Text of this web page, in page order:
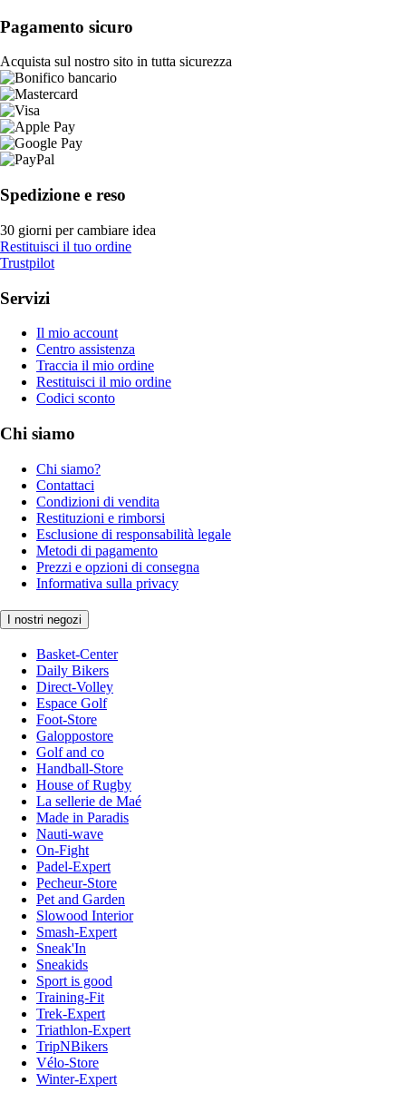
Pagamento sicuro
Acquista sul nostro sito in tutta sicurezza
Spedizione e reso
30 giorni per cambiare idea
Restituisci il tuo ordine
Trustpilot
Servizi
Il mio account
Centro assistenza
Traccia il mio ordine
Restituisci il mio ordine
Codici sconto
Chi siamo
Chi siamo?
Contattaci
Condizioni di vendita
Restituzioni e rimborsi
Esclusione di responsabilità legale
Metodi di pagamento
Prezzi e opzioni di consegna
Informativa sulla privacy
I nostri negozi
Basket-Center
Daily Bikers
Direct-Volley
Espace Golf
Foot-Store
Galoppostore
Golf and co
Handball-Store
House of Rugby
La sellerie de Maé
Made in Paradis
Nauti-wave
On-Fight
Padel-Expert
Pecheur-Store
Pet and Garden
Slowood Interior
Smash-Expert
Sneak'In
Sneakids
Sport is good
Training-Fit
Trek-Expert
Triathlon-Expert
TripNBikers
Vélo-Store
Winter-Expert